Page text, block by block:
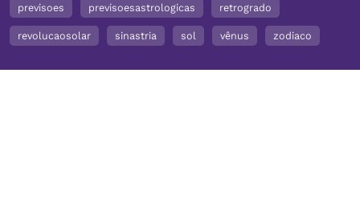
previsoes previsoesastrologicas retrogrado
revolucaosolar sinastria sol vênus zodiaco